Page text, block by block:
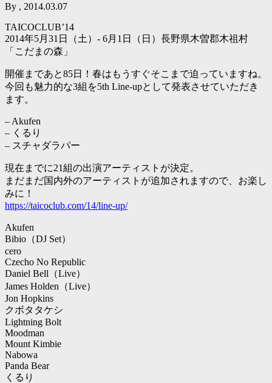
By , 2014.03.07
TAICOCLUB’14
2014年5月31日（土）- 6月1日（日）長野県木曽郡木祖村
「こだまの森」
開催まであと85日！春はもうすぐそこまで迫っていますね。
今回も魅力的な3組を5th Line-upとして発表させていただき
ます。
– Akufen
– くるり
– スチャダラパー
現在までに21組の出演アーティストが決定。
まだまだ国内外のアーティストが追加されますので、お楽し
みに！
https://taicoclub.com/14/line-up/
Akufen
Bibio（DJ Set）
cero
Czecho No Republic
Daniel Bell（Live）
James Holden（Live）
Jon Hopkins
クボタタケシ
Lightning Bolt
Moodman
Mount Kimbie
Nabowa
Panda Bear
くるり